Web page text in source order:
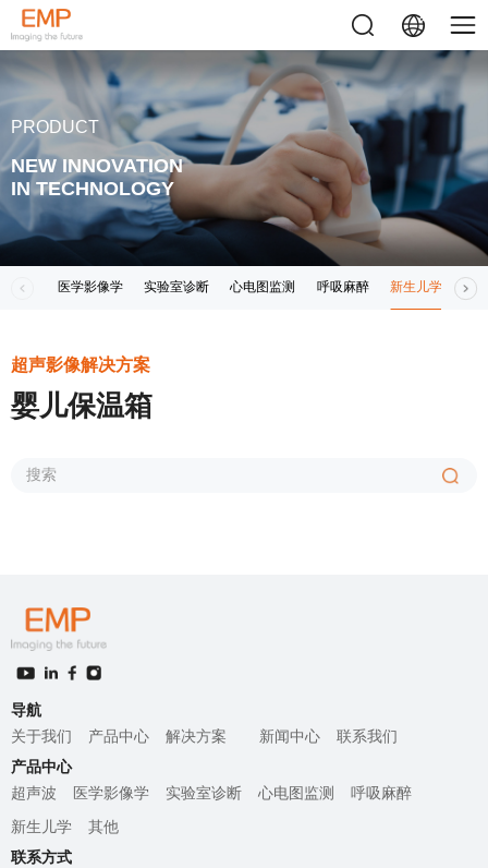
PRODUCT
NEW INNOVATION
IN TECHNOLOGY
医学影像学 实验室诊断 心电图监测 呼吸麻醉 新生儿学 其
超声影像解决方案
婴儿保温箱
导航
关于我们 产品中心 解决方案 新闻中心 联系我们
产品中心
超声波 医学影像学 实验室诊断 心电图监测 呼吸麻醉
新生儿学 其他
联系方式